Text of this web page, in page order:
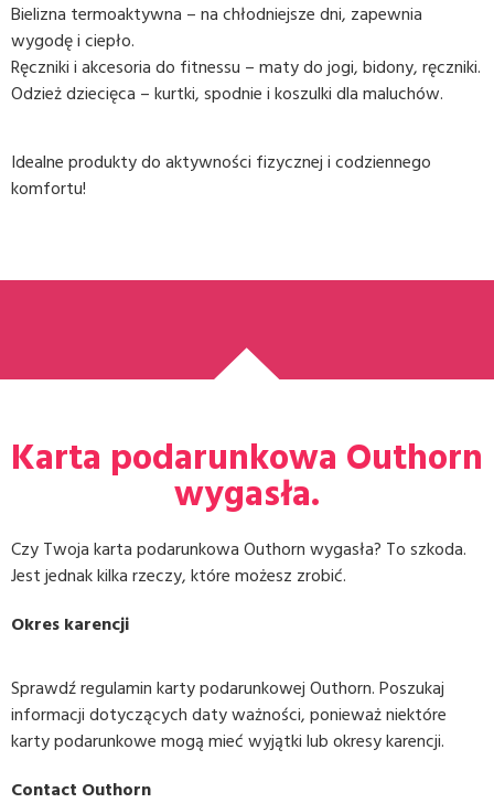
Bielizna termoaktywna – na chłodniejsze dni, zapewnia
wygodę i ciepło.
Ręczniki i akcesoria do fitnessu – maty do jogi, bidony, ręczniki.
Odzież dziecięca – kurtki, spodnie i koszulki dla maluchów.
Idealne produkty do aktywności fizycznej i codziennego
komfortu!
Karta podarunkowa Outhorn
wygasła.
Czy Twoja karta podarunkowa Outhorn wygasła? To szkoda.
Jest jednak kilka rzeczy, które możesz zrobić.
Okres karencji
Sprawdź regulamin karty podarunkowej Outhorn. Poszukaj
informacji dotyczących daty ważności, ponieważ niektóre
karty podarunkowe mogą mieć wyjątki lub okresy karencji.
Contact Outhorn